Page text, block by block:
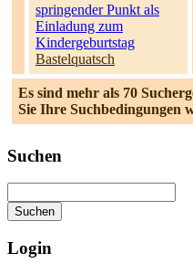
springender Punkt als
Einladung zum
Kindergeburtstag
Bastelquatsch
Es sind mehr als 70
Sie Ihre Suchbedingungen
Suchen
Login